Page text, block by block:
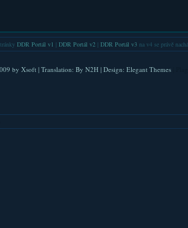
DDR Portál v1 DDR Portál v2| DDR Portál v3na v4 se právě
by Xsoft| Translation: By N2H| Design: Elegant Themes